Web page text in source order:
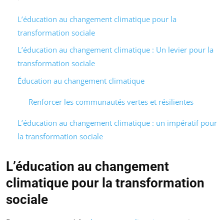
L’éducation au changement climatique pour la
transformation sociale
L’éducation au changement climatique : Un levier pour la
transformation sociale
Éducation au changement climatique
Renforcer les communautés vertes et résilientes
L’éducation au changement climatique : un impératif pour
la transformation sociale
L’éducation au changement
climatique pour la transformation
sociale